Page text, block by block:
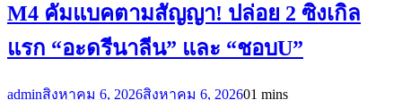
M4 คัมแบคตามสัญญา! ปล่อย 2 ซิงเกิล
แรก “อะดรีนาลีน” และ “ชอบU”
adminสิงหาคม 6, 2026สิงหาคม 6, 202601 mins